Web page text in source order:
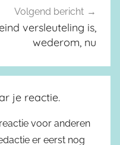
Volgend bericht
versleuteling is,
wederom, nu
je reactie.
voor anderen
er eerst nog